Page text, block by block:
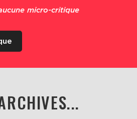
micro-critique